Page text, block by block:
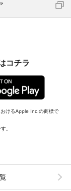
コチラ
けるApple Inc.の商標で
。